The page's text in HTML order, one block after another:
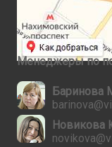
Менеджеры по
Баринова
Новикова